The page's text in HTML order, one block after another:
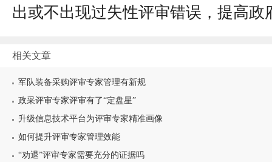
出或不出现过失性评审错误，提高政
相关文章
军队装备采购评审专家管理有新规
政采评审专家评审有了“定盘星”
升级信息技术平台为评审专家精准画像
如何提升评审专家管理效能
“劝退”评审专家需要充分的证据吗